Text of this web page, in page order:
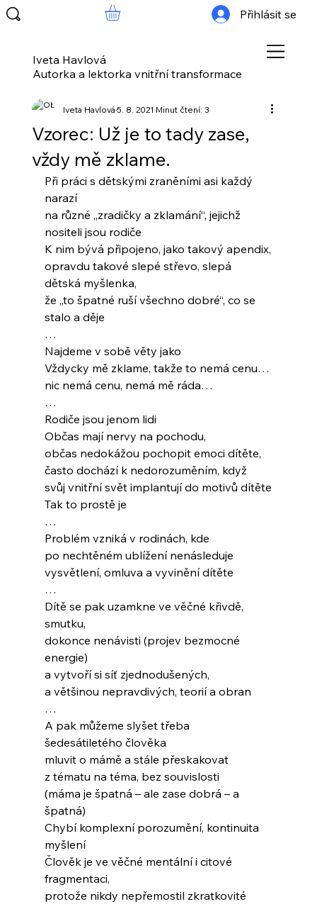
Iveta Havlová
Autorka a lektorka vnitřní transformace
Přihlásit se
Vzorec: Už je to tady zase,
vždy mě zklame.
Iveta Havlová5. 8. 2021 Minut čtení: 3
Při práci s dětskými zraněními asi každý
narazí
na různé „zradičky a zklamání“, jejichž
nositeli jsou rodiče
K nim bývá připojeno, jako takový apendix,
opravdu takové slepé střevo, slepá
dětská myšlenka,
že „to špatné ruší všechno dobré“, co se
stalo a děje
…
Najdeme v sobě věty jako
Vždycky mě zklame, takže to nemá cenu…
nic nemá cenu, nemá mě ráda…
…
Rodiče jsou jenom lidi
Občas mají nervy na pochodu,
občas nedokážou pochopit emoci dítěte,
často dochází k nedorozuměním, když
svůj vnitřní svět implantují do motivů dítěte
Tak to prostě je
…
Problém vzniká v rodinách, kde
po nechtěném ublížení nenásleduje
vysvětlení, omluva a vyvinění dítěte
…
Dítě se pak uzamkne ve věčné křivdě,
smutku,
dokonce nenávisti (projev bezmocné
energie)
a vytvoří si síť zjednodušených,
a většinou nepravdivých, teorií a obran
…
A pak můžeme slyšet třeba
šedesátiletého člověka
mluvit o mámě a stále přeskakovat
z tématu na téma, bez souvislosti
(máma je špatná – ale zase dobrá – a
špatná)
Chybí komplexní porozumění, kontinuita
myšlení
Člověk je ve věčné mentální i citové
fragmentaci,
protože nikdy nepřemostil zkratkovité